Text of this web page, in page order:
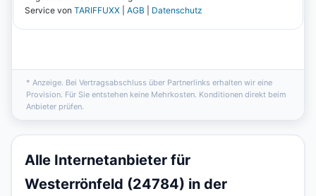
* Anzeige. Bei Vertragsabschluss über Partnerlinks erhalten wir eine
Provision. Für Sie entstehen keine Mehrkosten. Konditionen direkt beim
Anbieter prüfen.
Alle Internetanbieter für
Westerrönfeld (24784) in der